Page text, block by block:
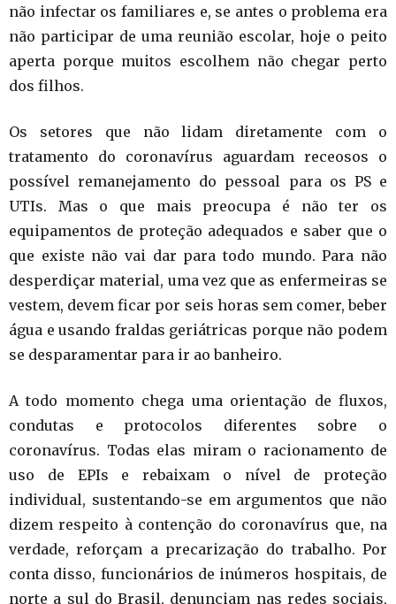
não infectar os familiares e, se antes o problema era
não participar de uma reunião escolar, hoje o peito
aperta porque muitos escolhem não chegar perto
dos filhos.
Os setores que não lidam diretamente com o
tratamento do coronavírus aguardam receosos o
possível remanejamento do pessoal para os PS e
UTIs. Mas o que mais preocupa é não ter os
equipamentos de proteção adequados e saber que o
que existe não vai dar para todo mundo. Para não
desperdiçar material, uma vez que as enfermeiras se
vestem, devem ficar por seis horas sem comer, beber
água e usando fraldas geriátricas porque não podem
se desparamentar para ir ao banheiro.
A todo momento chega uma orientação de fluxos,
condutas e protocolos diferentes sobre o
coronavírus. Todas elas miram o racionamento de
uso de EPIs e rebaixam o nível de proteção
individual, sustentando-se em argumentos que não
dizem respeito à contenção do coronavírus que, na
verdade, reforçam a precarização do trabalho. Por
conta disso, funcionários de inúmeros hospitais, de
norte a sul do Brasil, denunciam nas redes sociais,